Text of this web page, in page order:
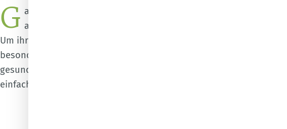
speichern
G artenmöbel aus unbehandeltem Holz, die Sonne, Wind und
ausgesetzt sind, werden mit der Zeit unansehnlich grau und
Um ihre Schönheit und Funktion möglichst lange zu erhalten,
besonders geschützt werden. Einen wirksamen Holzschutz-
gesundheits- und umweltschädliche Substanzen auskommt,
einfach selber machen.